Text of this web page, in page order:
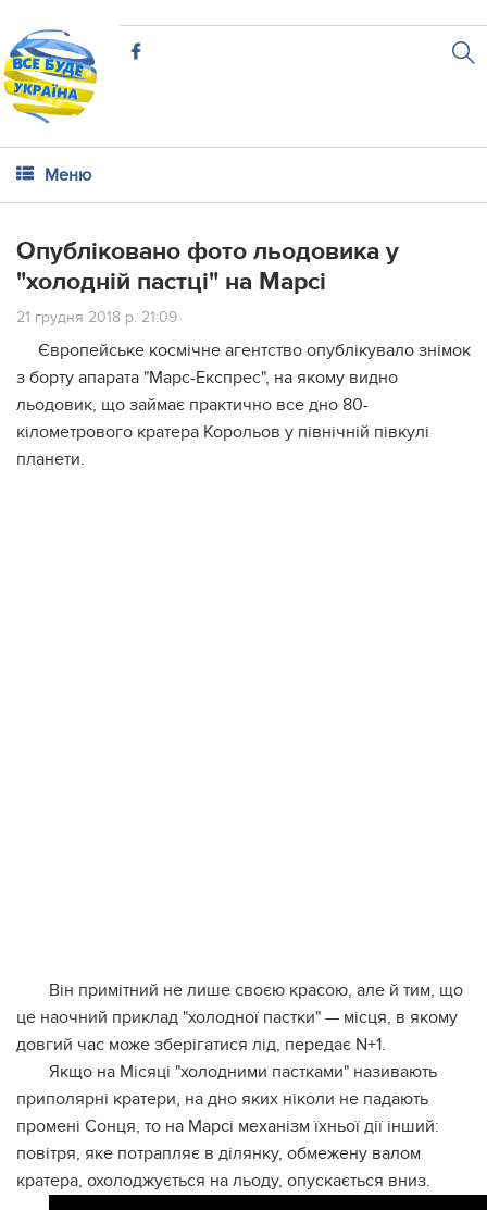
Меню
Опубліковано фото льодовика у
"холодній пастці" на Марсі
21 грудня 2018 р. 21:09
Європейське космічне агентство опублікувало знімок
з борту апарата "Марс-Експрес", на якому видно
льодовик, що займає практично все дно 80-
кілометрового кратера Корольов у північній півкулі
планети.
Він примітний не лише своєю красою, але й тим, що
це наочний приклад "холодної пастки" — місця, в якому
довгий час може зберігатися лід, передає N+1.
Якщо на Місяці "холодними пастками" називають
приполярні кратери, на дно яких ніколи не падають
промені Сонця, то на Марсі механізм їхньої дії інший:
повітря, яке потрапляє в ділянку, обмежену валом
кратера, охолоджується на льоду, опускається вниз.